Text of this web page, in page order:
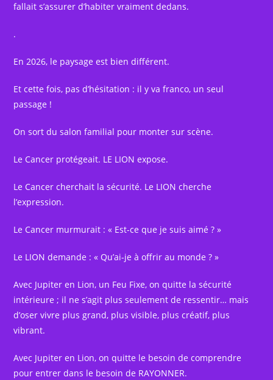
fallait s’assurer d’habiter vraiment dedans.
.
En 2026, le paysage est bien différent.
Et cette fois, pas d’hésitation : il y va franco, un seul
passage !
On sort du salon familial pour monter sur scène.
Le Cancer protégeait. LE LION expose.
Le Cancer cherchait la sécurité. Le LION cherche
l’expression.
Le Cancer murmurait : « Est-ce que je suis aimé ? »
Le LION demande : « Qu’ai-je à offrir au monde ? »
Avec Jupiter en Lion, un Feu Fixe, on quitte la sécurité
intérieure ; il ne s’agit plus seulement de ressentir… mais
d’oser vivre plus grand, plus visible, plus créatif, plus
vibrant.
Avec Jupiter en Lion, on quitte le besoin de comprendre
pour entrer dans le besoin de RAYONNER.